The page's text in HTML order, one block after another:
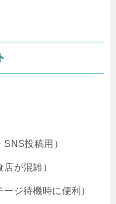
投稿用）
が混雑）
ジ待機時に便利）